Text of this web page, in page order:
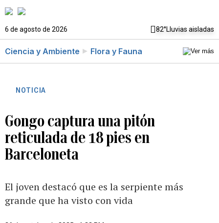
6 de agosto de 2026 82°Lluvias aisladas
Ciencia y Ambiente Flora y Fauna
NOTICIA
Gongo captura una pitón
reticulada de 18 pies en
Barceloneta
El joven destacó que es la serpiente más
grande que ha visto con vida